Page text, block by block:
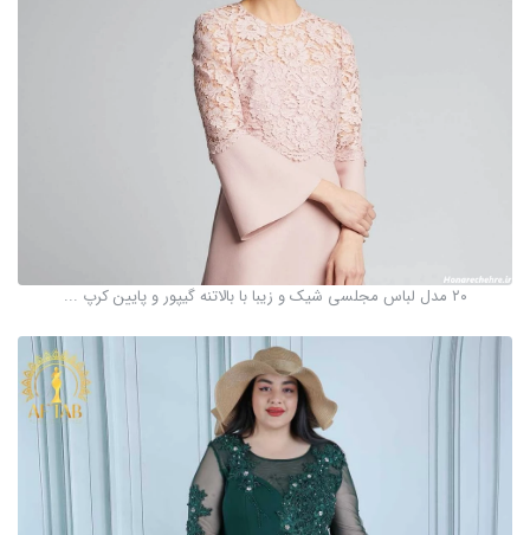
۲۰ مدل لباس مجلسی شیک و زیبا با بالاتنه گیپور و پایین کرپ ...